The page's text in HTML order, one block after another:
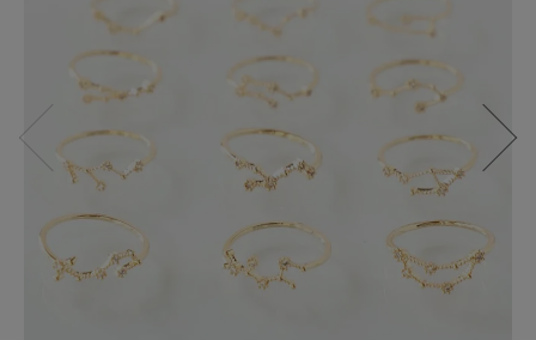
mumokuteki